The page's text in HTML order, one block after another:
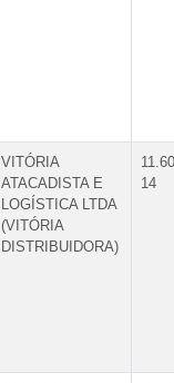
VITÓRIA
ATACADISTA E
LOGÍSTICA LTDA
(VITÓRIA
DISTRIBUIDORA)
14